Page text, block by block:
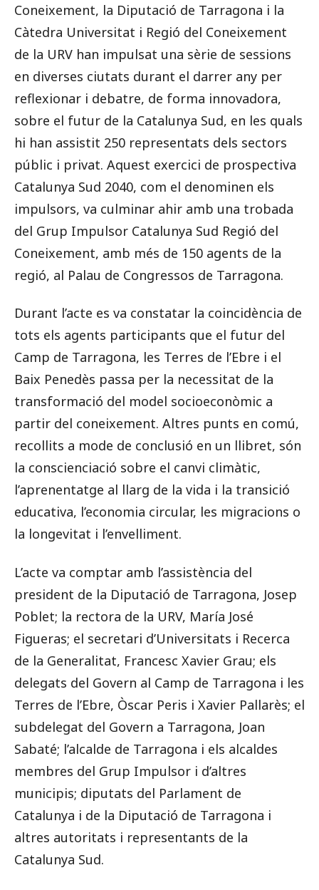
Coneixement, la Diputació de Tarragona i la
Càtedra Universitat i Regió del Coneixement
de la URV han impulsat una sèrie de sessions
en diverses ciutats durant el darrer any per
reflexionar i debatre, de forma innovadora,
sobre el futur de la Catalunya Sud, en les quals
hi han assistit 250 representats dels sectors
públic i privat. Aquest exercici de prospectiva
Catalunya Sud 2040, com el denominen els
impulsors, va culminar ahir amb una trobada
del Grup Impulsor Catalunya Sud Regió del
Coneixement, amb més de 150 agents de la
regió, al Palau de Congressos de Tarragona.
Durant l’acte es va constatar la coincidència de
tots els agents participants que el futur del
Camp de Tarragona, les Terres de l’Ebre i el
Baix Penedès passa per la necessitat de la
transformació del model socioeconòmic a
partir del coneixement. Altres punts en comú,
recollits a mode de conclusió en un llibret, són
la conscienciació sobre el canvi climàtic,
l’aprenentatge al llarg de la vida i la transició
educativa, l’economia circular, les migracions o
la longevitat i l’envelliment.
L’acte va comptar amb l’assistència del
president de la Diputació de Tarragona, Josep
Poblet; la rectora de la URV, María José
Figueras; el secretari d’Universitats i Recerca
de la Generalitat, Francesc Xavier Grau; els
delegats del Govern al Camp de Tarragona i les
Terres de l’Ebre, Òscar Peris i Xavier Pallarès; el
subdelegat del Govern a Tarragona, Joan
Sabaté; l’alcalde de Tarragona i els alcaldes
membres del Grup Impulsor i d’altres
municipis; diputats del Parlament de
Catalunya i de la Diputació de Tarragona i
altres autoritats i representants de la
Catalunya Sud.